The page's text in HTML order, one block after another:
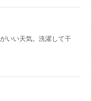
いい天気。洗濯して干